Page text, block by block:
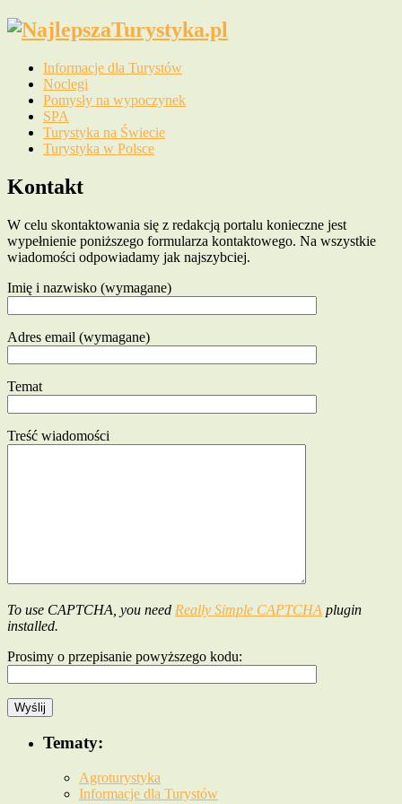
Informacje dla Turystów
Noclegi
Pomysły na wypoczynek
SPA
Turystyka na Świecie
Turystyka w Polsce
Kontakt
W celu skontaktowania się z redakcją portalu konieczne jest
wypełnienie poniższego formularza kontaktowego. Na wszystkie
wiadomości odpowiadamy jak najszybciej.
Imię i nazwisko (wymagane)
Adres email (wymagane)
Temat
Treść wiadomości
To use CAPTCHA, you need Really Simple CAPTCHA plugin
installed.
Prosimy o przepisanie powyższego kodu:
Tematy:
Agroturystyka
Informacje dla Turystów